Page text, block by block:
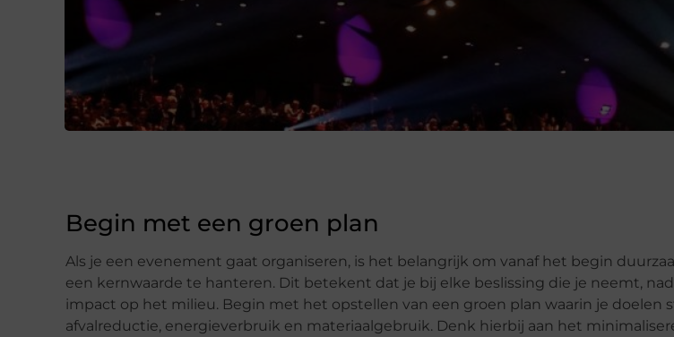
Begin met een groen plan
Als je een evenement gaat organiseren, is het belangrijk om vanaf het begin
een kernwaarde te hanteren. Dit betekent dat je bij elke beslissing die je neemt,
impact op het milieu. Begin met het opstellen van een groen plan waarin je doelen
afvalreductie, energieverbruik en materiaalgebruik. Denk hierbij aan het